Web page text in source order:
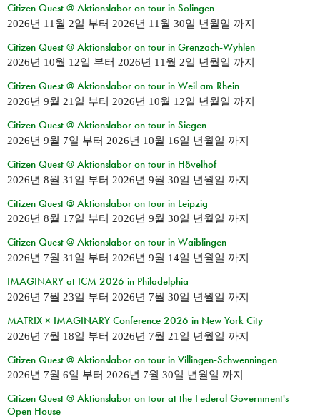
Citizen Quest @ Aktionslabor on tour in Solingen
2026년 11월 2일 부터 2026년 11월 30일 년월일 까지
Citizen Quest @ Aktionslabor on tour in Grenzach-Wyhlen
2026년 10월 12일 부터 2026년 11월 2일 년월일 까지
Citizen Quest @ Aktionslabor on tour in Weil am Rhein
2026년 9월 21일 부터 2026년 10월 12일 년월일 까지
Citizen Quest @ Aktionslabor on tour in Siegen
2026년 9월 7일 부터 2026년 10월 16일 년월일 까지
Citizen Quest @ Aktionslabor on tour in Hövelhof
2026년 8월 31일 부터 2026년 9월 30일 년월일 까지
Citizen Quest @ Aktionslabor on tour in Leipzig
2026년 8월 17일 부터 2026년 9월 30일 년월일 까지
Citizen Quest @ Aktionslabor on tour in Waiblingen
2026년 7월 31일 부터 2026년 9월 14일 년월일 까지
IMAGINARY at ICM 2026 in Philadelphia
2026년 7월 23일 부터 2026년 7월 30일 년월일 까지
MATRIX × IMAGINARY Conference 2026 in New York City
2026년 7월 18일 부터 2026년 7월 21일 년월일 까지
Citizen Quest @ Aktionslabor on tour in Villingen-Schwenningen
2026년 7월 6일 부터 2026년 7월 30일 년월일 까지
Citizen Quest @ Aktionslabor on tour at the Federal Government's
Open House